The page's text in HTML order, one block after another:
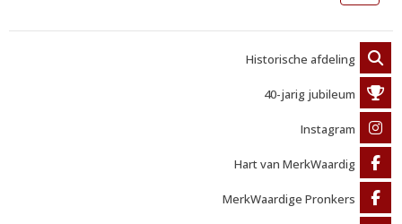
Historische afdeling
40-jarig jubileum
Instagram
Hart van MerkWaardig
MerkWaardige Pronkers